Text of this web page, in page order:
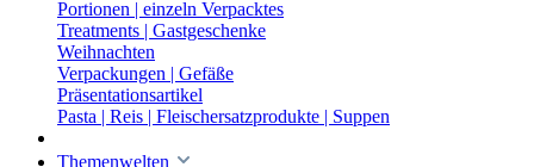
Portionen | einzeln Verpacktes
Treatments | Gastgeschenke
Weihnachten
Verpackungen | Gefäße
Präsentationsartikel
Pasta | Reis | Fleischersatzprodukte | Suppen
Themenwelten